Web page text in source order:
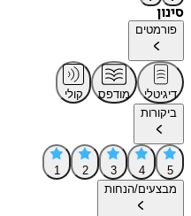
סינון
פורמטים
דיגיטלי מודפס
קולי
ביקורות
5
4
3
2
1
מבצעים/הנחות